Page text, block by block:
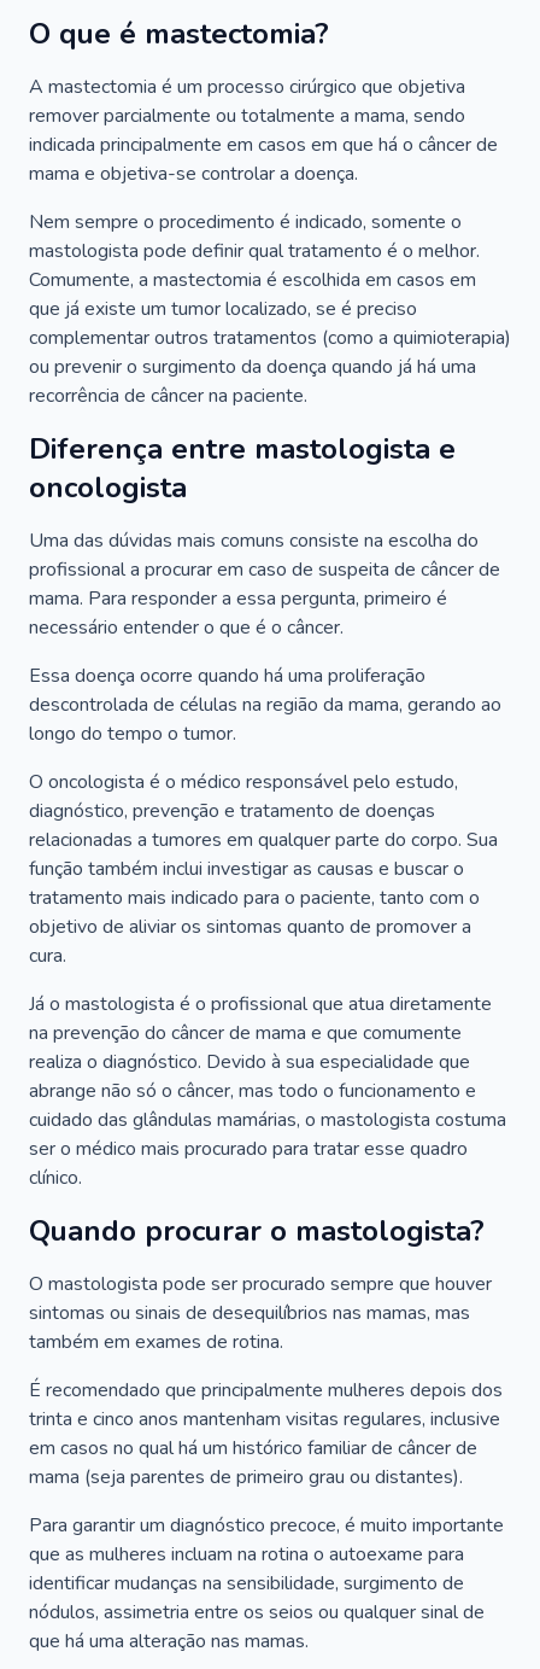
O que é mastectomia?
A mastectomia é um processo cirúrgico que objetiva
remover parcialmente ou totalmente a mama, sendo
indicada principalmente em casos em que há o câncer de
mama e objetiva-se controlar a doença.
Nem sempre o procedimento é indicado, somente o
mastologista pode definir qual tratamento é o melhor.
Comumente, a mastectomia é escolhida em casos em
que já existe um tumor localizado, se é preciso
complementar outros tratamentos (como a quimioterapia)
ou prevenir o surgimento da doença quando já há uma
recorrência de câncer na paciente.
Diferença entre mastologista e
oncologista
Uma das dúvidas mais comuns consiste na escolha do
profissional a procurar em caso de suspeita de câncer de
mama. Para responder a essa pergunta, primeiro é
necessário entender o que é o câncer.
Essa doença ocorre quando há uma proliferação
descontrolada de células na região da mama, gerando ao
longo do tempo o tumor.
O oncologista é o médico responsável pelo estudo,
diagnóstico, prevenção e tratamento de doenças
relacionadas a tumores em qualquer parte do corpo. Sua
função também inclui investigar as causas e buscar o
tratamento mais indicado para o paciente, tanto com o
objetivo de aliviar os sintomas quanto de promover a
cura.
Já o mastologista é o profissional que atua diretamente
na prevenção do câncer de mama e que comumente
realiza o diagnóstico. Devido à sua especialidade que
abrange não só o câncer, mas todo o funcionamento e
cuidado das glândulas mamárias, o mastologista costuma
ser o médico mais procurado para tratar esse quadro
clínico.
Quando procurar o mastologista?
O mastologista pode ser procurado sempre que houver
sintomas ou sinais de desequilíbrios nas mamas, mas
também em exames de rotina.
É recomendado que principalmente mulheres depois dos
trinta e cinco anos mantenham visitas regulares, inclusive
em casos no qual há um histórico familiar de câncer de
mama (seja parentes de primeiro grau ou distantes).
Para garantir um diagnóstico precoce, é muito importante
que as mulheres incluam na rotina o autoexame para
identificar mudanças na sensibilidade, surgimento de
nódulos, assimetria entre os seios ou qualquer sinal de
que há uma alteração nas mamas.